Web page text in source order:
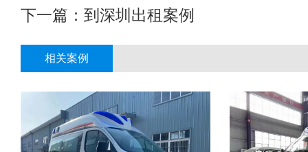
下一篇： 到深圳出租案例
相关案例